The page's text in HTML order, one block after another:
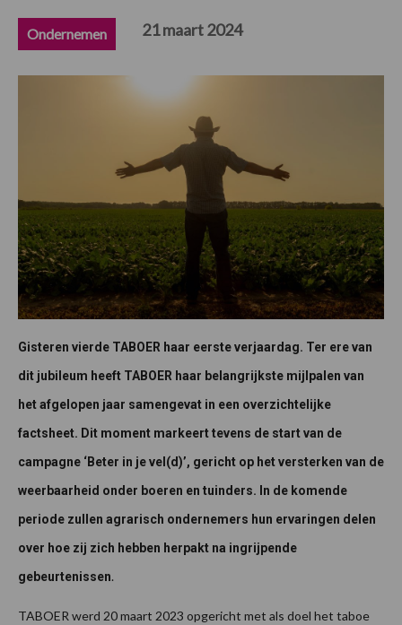
Ondernemen 21 maart 2024
Gisteren vierde TABOER haar eerste verjaardag. Ter ere van
dit jubileum heeft TABOER haar belangrijkste mijlpalen van
het afgelopen jaar samengevat in een overzichtelijke
factsheet. Dit moment markeert tevens de start van de
campagne ‘Beter in je vel(d)’, gericht op het versterken van de
weerbaarheid onder boeren en tuinders. In de komende
periode zullen agrarisch ondernemers hun ervaringen delen
over hoe zij zich hebben herpakt na ingrijpende
gebeurtenissen.
TABOER werd 20 maart 2023 opgericht met als doel het taboe